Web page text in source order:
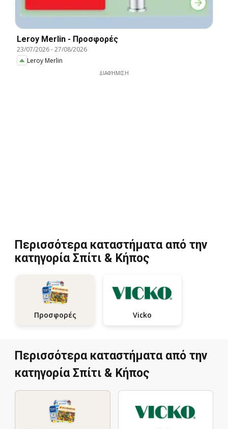
Leroy Merlin - Προσφορές
23/07/2026-27/08/2026
Leroy Merlin
ΔΙΑΦΉΜΙΣΗ
Περισσότερα καταστήματα από την
κατηγορία Σπίτι & Κήπος
Προσφορές Vicko
Περισσότερα καταστήματα από την
κατηγορία Σπίτι & Κήπος